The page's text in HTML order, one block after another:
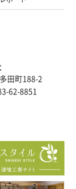
田町188-2
62-8851